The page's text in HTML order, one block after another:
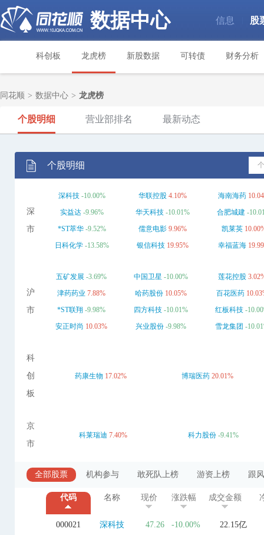
数据中心 信息 股
科创板 龙虎榜 新股数据 可转债 财务分析
同花顺 > 数据中心 > 龙虎榜
个股明细 营业部排名 最新动态
个股明细
深
市
深科技 -10.00% 华联控股 4.10% 海南海药
实益达 -9.96% 华天科技 -10.01% 合肥城建 -
*ST萃华 -9.52% 儒意电影 9.96% 凯莱英
日科化学 -13.58% 银信科技 19.95% 幸福蓝海
沪
市
五矿发展 -3.69% 中国卫星 -10.00% 莲花控股
津药药业 7.88% 哈药股份 10.05% 百花医药
*ST联翔 -9.98% 四方科技 -10.01% 红板科技 -
安正时尚 10.03% 兴业股份 -9.98% 雪龙集团 -
科
创
板
药康生物 17.02% 博瑞医药 20.01%
京
市
科莱瑞迪 7.40% 科力股份 -9.41%
全部股票 机构参与 敢死队上榜 游资上榜 跟
代码 名称 现价 涨跌幅 成交金额
000021 深科技 47.26 -10.00% 22.15亿